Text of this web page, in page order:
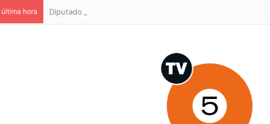
hora